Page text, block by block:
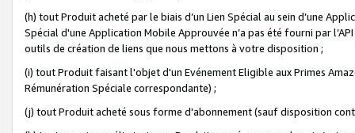
(h) tout Produit acheté par le biais d’un Lien Spécial au sein d’une
Spécial d'une Application Mobile Approuvée n’a pas été fourni par
outils de création de liens que nous mettons à votre disposition ;
(i) tout Produit faisant l'objet d'un Evénement Eligible aux Primes
Rémunération Spéciale correspondante) ;
(j) tout Produit acheté sous forme d'abonnement (sauf disposition